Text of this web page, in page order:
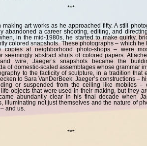
***
making art works as he approached fifty. A still
abandoned a career shooting, editing, and
in the mid-1980s, he started to make quirky,
colored snapshots. These photographs – which he
copies at neighborhood photo-shops – were
seemingly abstract shots of colored papers.
wire, Jaeger’s snapshots became the
of domestic-scaled assemblages whose grammar
to the facticity of sculpture, in a tradition that
to Sara VanDerBeek. Jaeger’s constructions –
or suspended from the ceiling like mobiles –
objects that were used in their making, but they
abundantly clear in his final decade when
illuminating not just themselves and the nature of
and us.
***